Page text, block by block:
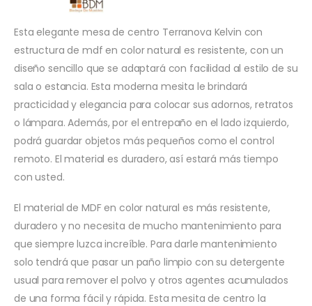
Esta elegante mesa de centro Terranova Kelvin con
estructura de mdf en color natural es resistente, con un
diseño sencillo que se adaptará con facilidad al estilo de su
sala o estancia. Esta moderna mesita le brindará
practicidad y elegancia para colocar sus adornos, retratos
o lámpara. Además, por el entrepaño en el lado izquierdo,
podrá guardar objetos más pequeños como el control
remoto. El material es duradero, así estará más tiempo
con usted.
El material de MDF en color natural es más resistente,
duradero y no necesita de mucho mantenimiento para
que siempre luzca increíble. Para darle mantenimiento
solo tendrá que pasar un paño limpio con su detergente
usual para remover el polvo y otros agentes acumulados
de una forma fácil y rápida. Esta mesita de centro la